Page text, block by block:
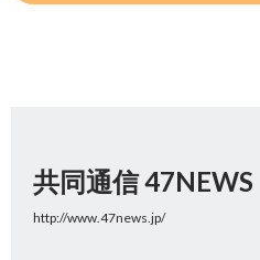
共同通信 47NEWS
http://www.47news.jp/